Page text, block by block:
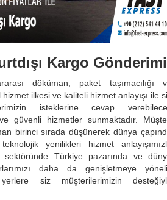
Kargo Gönderimi
döküman, paket taşımacılığı
hizmet ilkesi ve kaliteli hizmet anlayışı ile
isteklerine cevap
güvenli hizmetler sunmaktadır.
birinci sırada düşünerek dünya
yenilikleri hizmet
sektöründe Türkiye pazarında ve
daha da genişletmeye
yerlere siz müşterilerimizin